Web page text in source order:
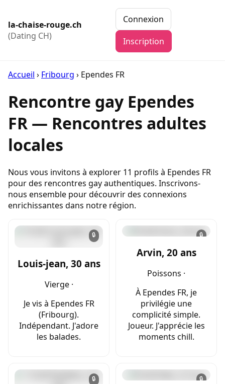
la-chaise-rouge.ch
(Dating CH)
Connexion
Inscription
Accueil › Fribourg › Ependes FR
Rencontre gay Ependes
FR — Rencontres adultes
locales
Nous vous invitons à explorer 11 profils à Ependes FR
pour des rencontres gay authentiques. Inscrivons-
nous ensemble pour découvrir des connexions
enrichissantes dans notre région.
🔒
Louis-jean, 30 ans
Vierge ·
Je vis à Ependes FR
(Fribourg).
Indépendant. J'adore
les balades.
🔒
Arvin, 20 ans
Poissons ·
À Ependes FR, je
privilégie une
complicité simple.
Joueur. J'apprécie les
moments chill.
🔒 🔒